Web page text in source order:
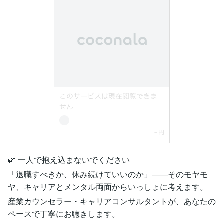
🌿 一人で抱え込まないでください
「退職すべきか、休み続けていいのか」――そのモヤモ
ヤ、キャリアとメンタル両面からいっしょに考えます。
産業カウンセラー・キャリアコンサルタントが、あなたの
ペースで丁寧にお聴きします。